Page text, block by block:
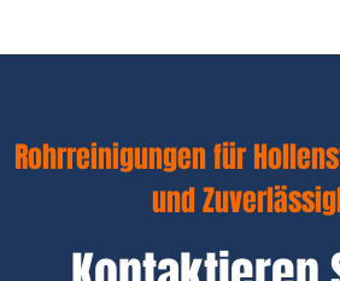
Rohrreinigungen für
und